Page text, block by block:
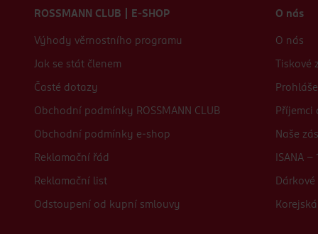
ROSSMANN CLUB | E-SHOP
Výhody věrnostního programu
Jak se stát členem
Časté dotazy
Obchodní podmínky ROSSMANN CLUB
Obchodní podmínky e-shop
Reklamační řád
Reklamační list
Odstoupení od kupní smlouvy
O nás
O nás
Tiskové
Příjemci
Naše
ISANA